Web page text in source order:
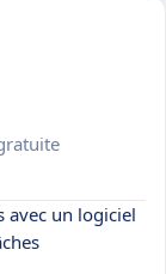
avec un logiciel